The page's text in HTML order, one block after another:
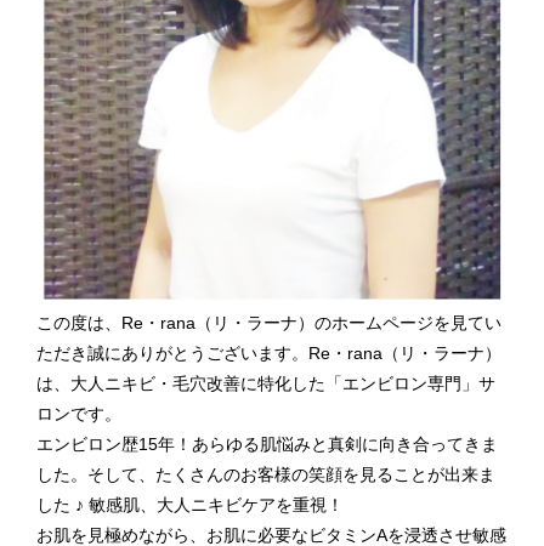
この度は、Re・rana（リ・ラーナ）のホームページを見てい
ただき誠にありがとうございます。Re・rana（リ・ラーナ）
は、大人ニキビ・毛穴改善に特化した「エンビロン専門」サ
ロンです。
エンビロン歴15年！あらゆる肌悩みと真剣に向き合ってきま
した。そして、たくさんのお客様の笑顔を見ることが出来ま
した ♪ 敏感肌、大人ニキビケアを重視！
お肌を見極めながら、お肌に必要なビタミンAを浸透させ敏感